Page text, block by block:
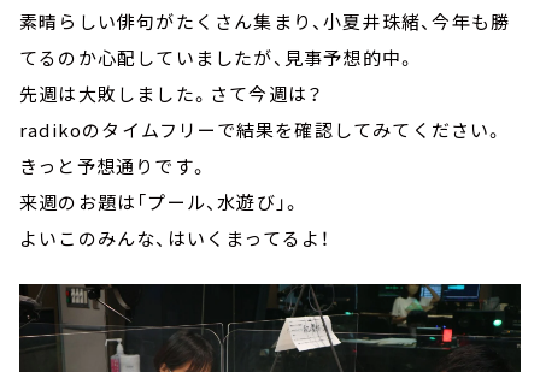
素晴らしい俳句がたくさん集まり、小夏井珠緒、今年も勝
てるのか心配していましたが、見事予想的中。
先週は大敗しました。さて今週は？
radikoのタイムフリーで結果を確認してみてください。
きっと予想通りです。
来週のお題は「プール、水遊び」。
よいこのみんな、はいくまってるよ！